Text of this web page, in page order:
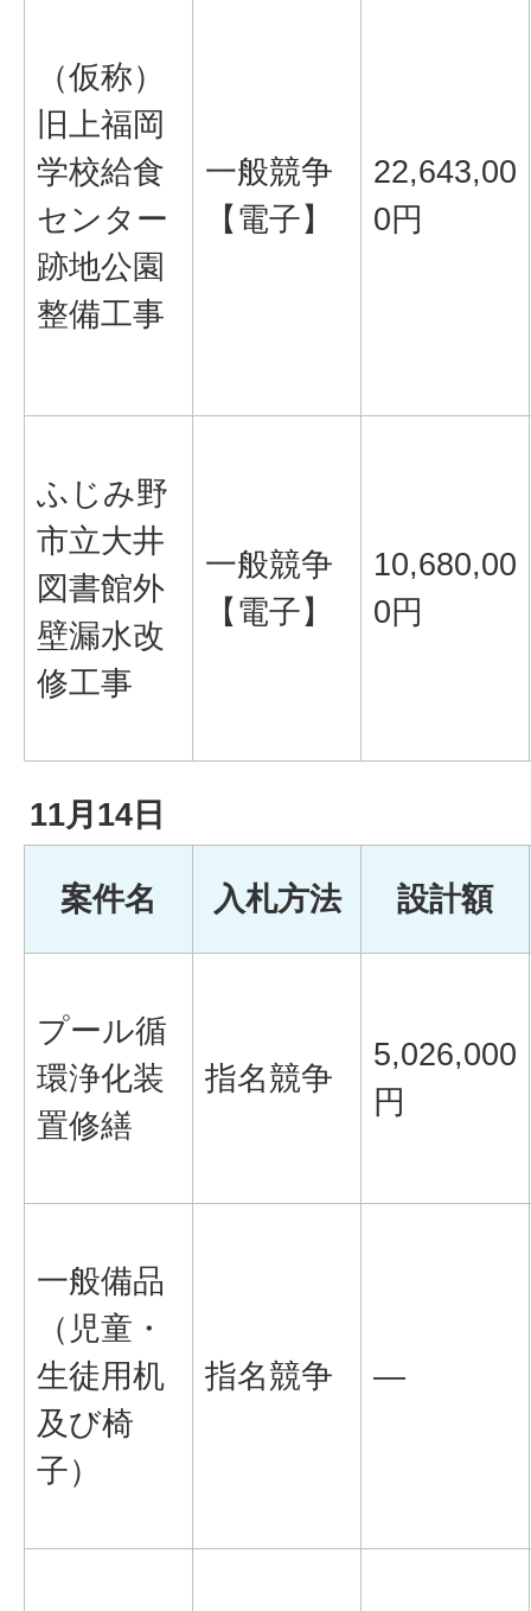
（仮称）
旧上福岡
学校給食
センター
跡地公園
整備工事
一般競争
【電子】
22,643,00
0円
ふじみ野
市立大井
図書館外
壁漏水改
修工事
一般競争
【電子】
10,680,00
0円
11月14日
案件名 入札方法 設計額
プール循
環浄化装
置修繕
指名競争
5,026,000
円
一般備品
（児童・
生徒用机
及び椅
子）
指名競争 ―